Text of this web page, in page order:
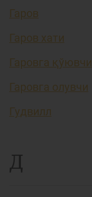
Гаров
Гаров хати
Гаровга қўювчи
Гаровга олувчи
Гудвилл
Д